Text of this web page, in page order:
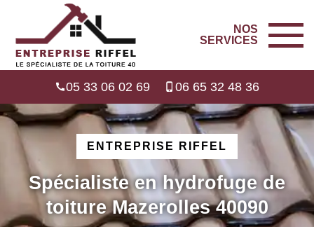
NOS
SERVICES
05 33 06 02 69 06 65 32 48 36
ENTREPRISE RIFFEL
Spécialiste en hydrofuge de
toiture Mazerolles 40090